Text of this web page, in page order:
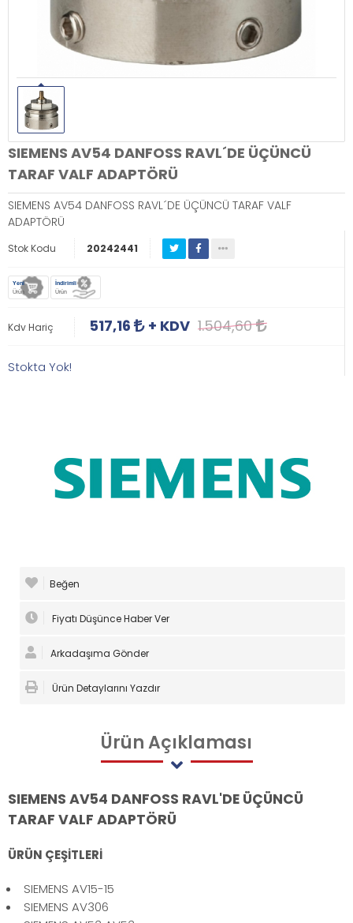
SIEMENS AV54 DANFOSS RAVL´DE ÜÇÜNCÜ
TARAF VALF ADAPTÖRÜ
SIEMENS AV54 DANFOSS RAVL´DE ÜÇÜNCÜ TARAF VALF
ADAPTÖRÜ
Stok Kodu 20242441
Yeni
Ürün
İndirimli
Ürün
Kdv Hariç 517,16 + KDV 1.504,60
Stokta Yok!
Beğen
Fiyatı Düşünce Haber Ver
Arkadaşıma Gönder
Ürün Detaylarını Yazdır
ÜrünAçıklaması
SIEMENS AV54 DANFOSS RAVL'DE ÜÇÜNCÜ
TARAF VALF ADAPTÖRÜ
ÜRÜN ÇEŞİTLERİ
SIEMENS AV15-15
SIEMENS AV306